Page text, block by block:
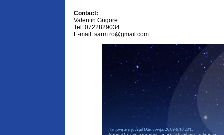
Contact:
Valentin Grigore
Tel: 0722829034
E-mail: sarm.ro@gmail.com